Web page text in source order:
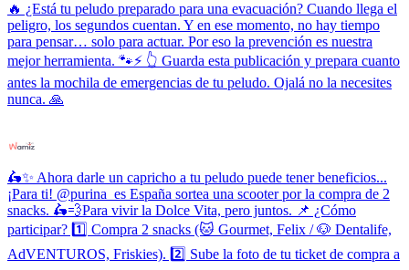
🔥 ¿Está tu peludo preparado para una evacuación? Cuando llega el
peligro, los segundos cuentan. Y en ese momento, no hay tiempo
para pensar… solo para actuar. Por eso la prevención es nuestra
mejor herramienta. 🐾⚡ 👆 Guarda esta publicación y prepara cuanto
antes la mochila de emergencias de tu peludo. Ojalá no la necesites
nunca. 🙏
🛵✨ Ahora darle un capricho a tu peludo puede tener beneficios...
¡Para ti! @purina_es España sortea una scooter por la compra de 2
snacks. 🛵💨Para vivir la Dolce Vita, pero juntos. 📌 ¿Cómo
participar? 1️⃣ Compra 2 snacks (🐱 Gourmet, Felix / 🐶 Dentalife,
AdVENTUROS, Friskies). 2️⃣ Sube la foto de tu ticket de compra a